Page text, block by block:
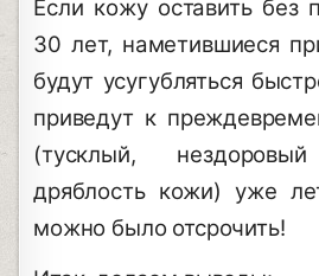
Если кожу оставить без
30 лет, наметившиеся
будут усугубляться
приведут к
(тусклый,
дряблость кожи) уже
можно было отсрочить!